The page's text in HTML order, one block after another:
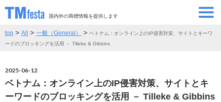
国内外の商標情報を提供します
SEMINAR/EVENT
CONTRIBUTORS 情報提供者
top > All > 一般（General） > ベトナム：オンライン上のIP侵害対策、サイトとキーワ
ードのブロッキングを活用 － Tilleke & Gibbins
2025-06-12
ベトナム：オンライン上のIP侵害対策、サイトとキ
ーワードのブロッキングを活用 － Tilleke & Gibbins